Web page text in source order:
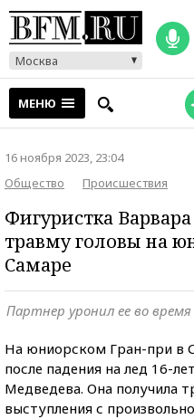
Москва
МЕНЮ
16 ноября 2023, 23:04
Общество
Происшествия
Фигуристка
травму головы на
Самаре
Партнер уронил ее во
На юниорском Гран-при в
после падения на лед 16-
Медведева. Она получила
выступления с